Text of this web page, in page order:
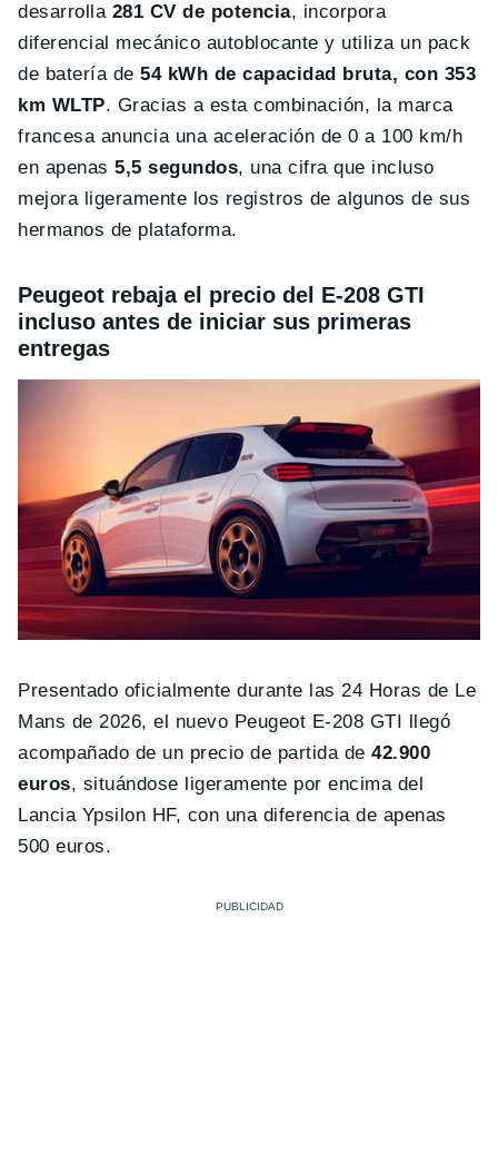
desarrolla 281 CV de potencia, incorpora
diferencial mecánico autoblocante y utiliza un pack
de batería de54 kWh de capacidad bruta, con 353
km WLTP. Gracias a esta combinación, la marca
francesa anuncia una aceleración de 0 a 100 km/h
en apenas5,5 segundos, una cifra que incluso
mejora ligeramente los registros de algunos de sus
hermanos de plataforma.
Peugeot rebaja el precio del E-208 GTI
incluso antes de iniciar sus primeras
entregas
Presentado oficialmente durante las 24 Horas de Le
Mans de 2026, el nuevo Peugeot E-208 GTI llegó
acompañado de un precio de partida de42.900
euros, situándose ligeramente por encima del
Lancia Ypsilon HF, con una diferencia de apenas
500 euros.